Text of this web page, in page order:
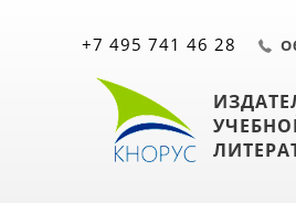
+7 495 741 46 28